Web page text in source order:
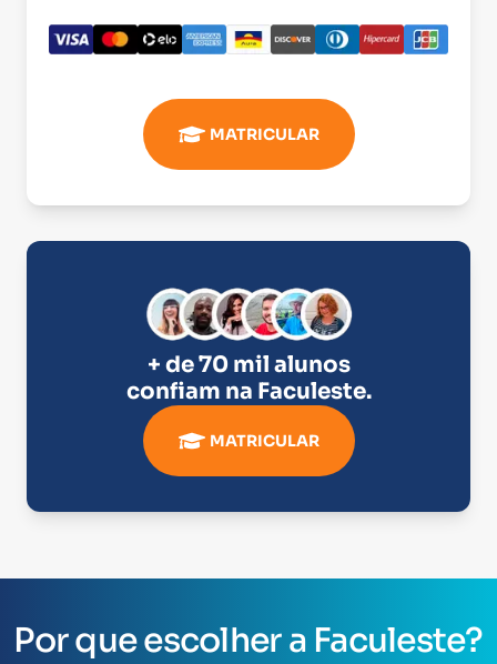
MATRICULAR
+ de 70 mil alunos
confiam na Faculeste.
MATRICULAR
Por que escolher a Faculeste?